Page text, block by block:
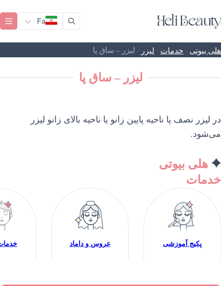
Fa
هلی بیوتی / خدمات / لیزر / لیزر – ساق پا
لیزر – ساق پا
در لیزر نصف پا ناحیه پایین زانو یا ناحیه بالای زانو لیزر
می‌شود.
هلی بیوتی
خدمات
پکیج آموزشی عروس و داماد